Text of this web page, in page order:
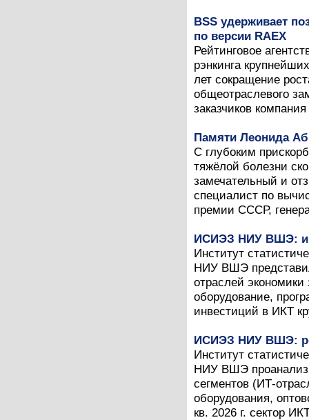
BSS удерживает
по версии RAEX
Рейтинговое
рэнкинга
лет сокращение
общеотраслевого
заказчиков
Памяти Леонида
С глубоким
тяжёлой болезни
замечательный и
специалист по
премии СССР,
ИСИЭЗ НИУ ВШЭ:
Институт
НИУ ВШЭ
отраслей
оборудование,
инвестиций в ИКТ
ИСИЭЗ НИУ ВШЭ:
Институт
НИУ ВШЭ
сегментов (ИТ-
оборудования,
кв. 2026 г. сектор